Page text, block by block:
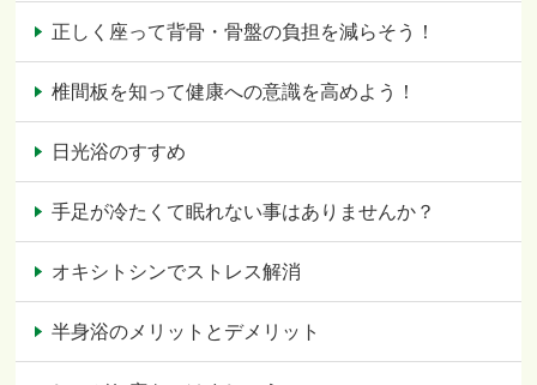
正しく座って背骨・骨盤の負担を減らそう！
椎間板を知って健康への意識を高めよう！
日光浴のすすめ
手足が冷たくて眠れない事はありませんか？
オキシトシンでストレス解消
半身浴のメリットとデメリット